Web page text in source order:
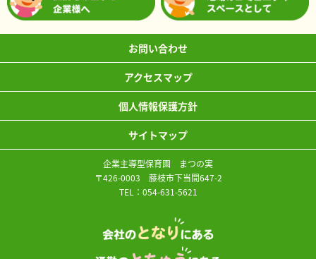
お問い合わせ
アクセスマップ
個人情報保護方針
サイトマップ
企業主導型保育園 まつの実
〒426-0003 藤枝市下当間647-2
TEL： 054-631-5621